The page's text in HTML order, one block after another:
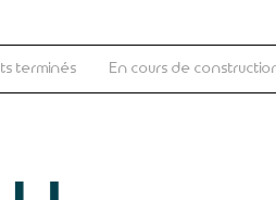
terminés En cours de